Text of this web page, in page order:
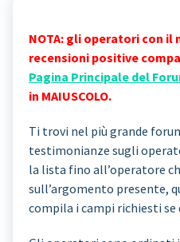
NOTA: gli operatori con il
recensioni positive
Pagina Principale del
in MAIUSCOLO.
Ti trovi nel più grande
testimonianze sugli
la lista fino all’operatore
sull’argomento presente,
compila i campi richiesti se